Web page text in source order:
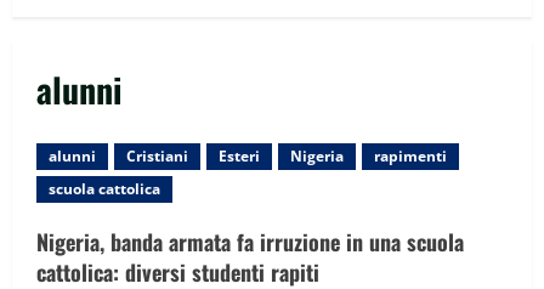
alunni
alunni Cristiani Esteri Nigeria
rapimenti
scuola cattolica
Nigeria, banda armata fa irruzione in una scuola
cattolica: diversi studenti rapiti